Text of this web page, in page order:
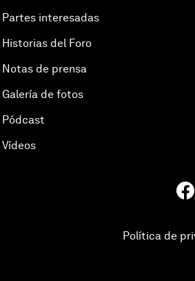
Partes interesadas
Historias del Foro
Notas de prensa
Galería de fotos
Pódcast
Vídeos
Política de